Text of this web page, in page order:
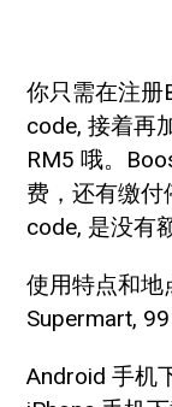
你只需在注册
code, 接着再
RM5 哦。
费，还有缴
code, 是没有
使用特点和地
Supermart,
Android 手机